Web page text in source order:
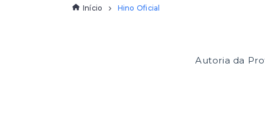
Início Hino Oficial
Autoria da